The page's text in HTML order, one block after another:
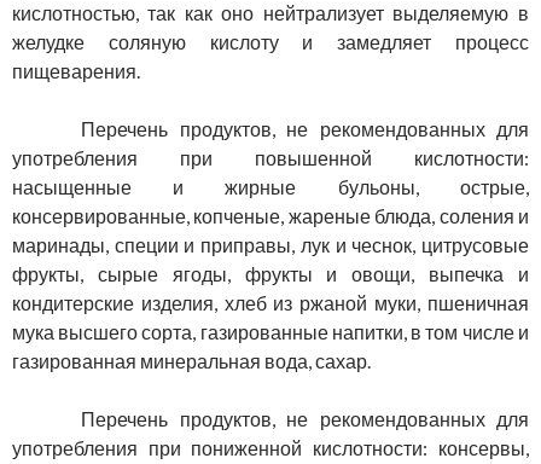
кислотностью, так как оно нейтрализует выделяемую в
желудке соляную кислоту и замедляет процесс
пищеварения.
Перечень продуктов, не рекомендованных для
употребления при повышенной кислотности:
насыщенные и жирные бульоны, острые,
консервированные, копченые, жареные блюда, соления и
маринады, специи и приправы, лук и чеснок, цитрусовые
фрукты, сырые ягоды, фрукты и овощи, выпечка и
кондитерские изделия, хлеб из ржаной муки, пшеничная
мука высшего сорта, газированные напитки, в том числе и
газированная минеральная вода, сахар.
Перечень продуктов, не рекомендованных для
употребления при пониженной кислотности: консервы,